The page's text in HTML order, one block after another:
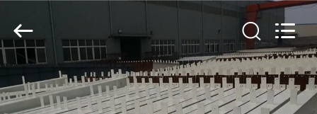
ZU
HAUSE
Rights
Reserved.